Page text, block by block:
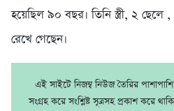
হয়েছিল ৯০ বছর। তিনি স্ত্রী, ২ ছেলে
রেখে গেছেন।
এই সাইটে নিজম্ব নিউজ তৈরির
সংগ্রহ করে সংশ্লিষ্ট সূত্রসহ প্রকাশ করে